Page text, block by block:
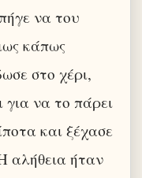
να του
κάπως
στο χέρι,
να το πάρει
και ξέχασε
αλήθεια ήταν